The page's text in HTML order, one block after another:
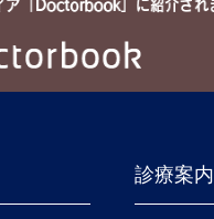
診療案内